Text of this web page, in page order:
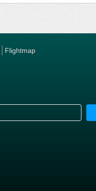
Flightmap